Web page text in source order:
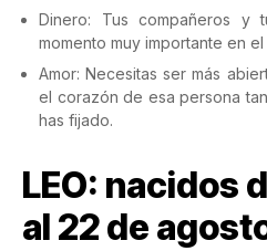
Dinero: Tus compañeros
momento muy importante en
Amor: Necesitas ser más
el corazón de esa persona
has fijado.
LEO: nacidos
al 22 de